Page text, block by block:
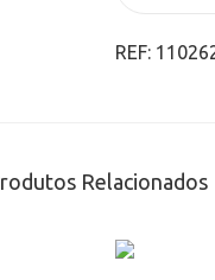
REF:
Relacionados